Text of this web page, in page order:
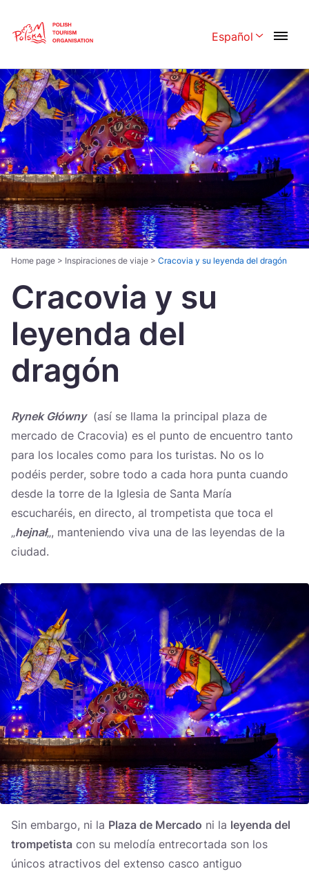
Español
Polski English
Česká 中国
Dansk Deutschland
Español Français
Italiano
Nederlands 日本語
Português Norsk
Suomi
Україна
Zamknij
Home page > Inspiraciones de viaje > Cracovia y su leyenda del dragón
Cracovia y su
leyenda del
dragón
Rynek Główny(así se llama la principal plaza de
mercado de Cracovia) es el punto de encuentro tanto
para los locales como para los turistas. No os lo
podéis perder, sobre todo a cada hora punta cuando
desde la torre de la Iglesia de Santa María
escucharéis, en directo, al trompetista que toca el
„hejnał„, manteniendo viva una de las leyendas de la
ciudad.
Sin embargo, ni la Plaza de Mercado ni la leyenda del
trompetista con su melodía entrecortada son los
únicos atractivos del extenso casco antiguo